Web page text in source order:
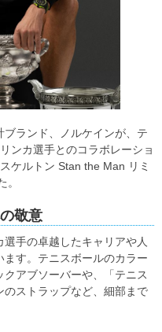
ランド、ノルケインが、テ
ンカ選手とのコラボレーショ
ケルトン Stan the Man リミ
敬意
手の卓越したキャリアや人
す。テニスボールのカラー
アブソーバーや、「テニス
ストラップなど、細部まで